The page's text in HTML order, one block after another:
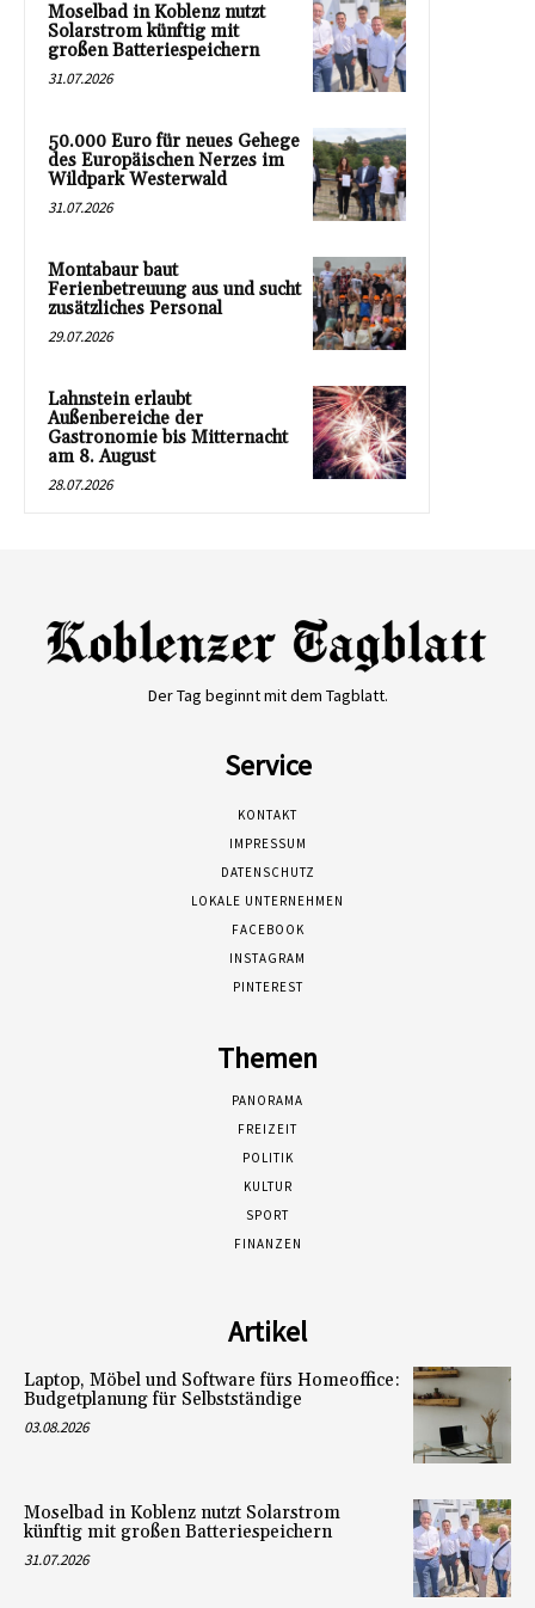
Moselbad in Koblenz nutzt
Solarstrom künftig mit
großen Batteriespeichern
31.07.2026
50.000 Euro für neues Gehege
des Europäischen Nerzes im
Wildpark Westerwald
31.07.2026
Montabaur baut
Ferienbetreuung aus und sucht
zusätzliches Personal
29.07.2026
Lahnstein erlaubt
Außenbereiche der
Gastronomie bis Mitternacht
am 8. August
28.07.2026
Der Tag beginnt mit dem Tagblatt.
Service
KONTAKT
IMPRESSUM
DATENSCHUTZ
LOKALE UNTERNEHMEN
FACEBOOK
INSTAGRAM
PINTEREST
Themen
PANORAMA
FREIZEIT
POLITIK
KULTUR
SPORT
FINANZEN
Artikel
Laptop, Möbel und Software fürs Homeoffice:
Budgetplanung für Selbstständige
03.08.2026
Moselbad in Koblenz nutzt Solarstrom
künftig mit großen Batteriespeichern
31.07.2026